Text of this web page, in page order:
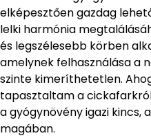
elképesztően gazdag
lelki harmónia
és legszélesebb körben
amelynek felhasználása a
szinte kimeríthetetlen.
tapasztaltam a
a gyógynövény igazi
magában.